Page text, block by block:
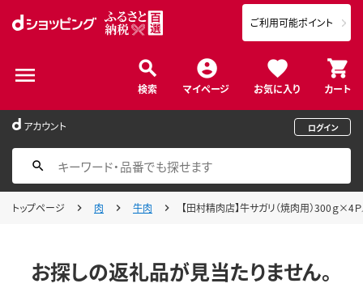
検索 マイページ お気に入り カート
ご利用可能ポイント
アカウント ログイン
トップページ 肉 牛肉 【田村精肉店】牛サガリ（焼肉用）300ｇ
お探しの返礼品が見当たりません。